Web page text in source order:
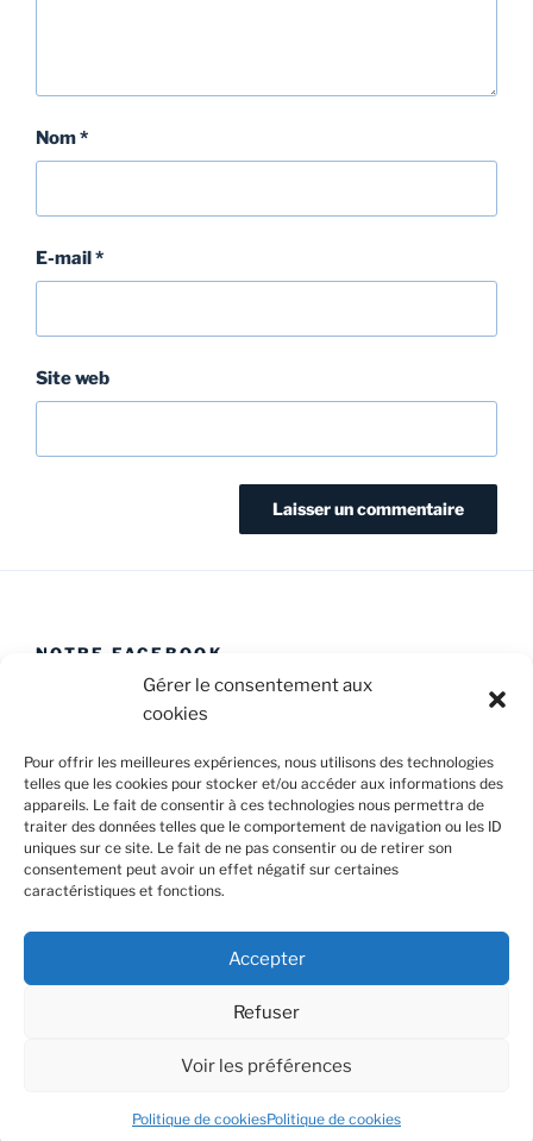
Gérer le consentement aux
cookies
Pour offrir les meilleures expériences, nous utilisons des technologies
telles que les cookies pour stocker et/ou accéder aux informations des
appareils. Le fait de consentir à ces technologies nous permettra de
traiter des données telles que le comportement de navigation ou les ID
uniques sur ce site. Le fait de ne pas consentir ou de retirer son
consentement peut avoir un effet négatif sur certaines
caractéristiques et fonctions.
Accepter
Refuser
Voir les préférences
Politique de cookiesPolitique de cookies
Nom*
E-mail*
Site web
NOTRE FACEBOOK
Facebook
Caval’Trad
E-
mail
Politique
de
cookies
Confidentialité et cookies : ce site utilise des cookies. En
Pour en savoir plus, notamment sur la façon de contrôler les
cookies, consultez :Politique relative aux cookies